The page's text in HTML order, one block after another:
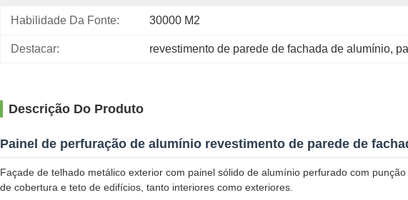
Habilidade Da Fonte: 30000 M2
Destacar: revestimento de parede de fachada de alumínio,
Descrição Do Produto
Painel de perfuração de alumínio revestimento de parede de
Façade de telhado metálico exterior com painel sólido de alumínio perfurado com
de cobertura e teto de edifícios, tanto interiores como exteriores.